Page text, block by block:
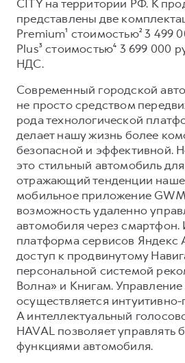
POER
от 3 449 000 ₽
Для малого бизнеса
Корпоративным клиентам
Крупным корпоративным
Система управления
Сервис для корпоративных
HAVAL Лизинг
АКСЕССУАРЫ HAVAL
Автомобильные аксессуары
Коллекция CITY
Коллекция Базовая
Коллекция Детская
Мобильное приложение
Программа «HAVAL
Руководства по
Подписки
АКСЕССУАРЫ HAVAL
Автомобильные аксессуары
Коллекция CITY
Коллекция Базовая
Коллекция Детская
CITY на территории РФ. К
представлены две
Premium¹ стоимостью² 3 499
Plus³ стоимостью⁴ 3 699 000
НДС.
Современный городской
не просто средством
рода технологической
делает нашу жизнь более
безопасной и эффективной.
это стильный автомобиль
отражающий тенденции
мобильное приложение
возможность удаленно
автомобиля через смартфон.
платформа сервисов Яндекс
доступ к продвинутому
персональной системой
Волна» и Книгам.
осуществляется
А интеллектуальный
HAVAL позволяет управлять
функциями автомобиля.